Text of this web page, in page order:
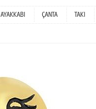
AYAKKABI ÇANTA TAKI